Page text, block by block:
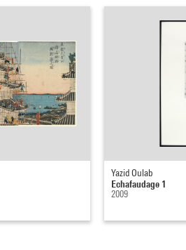
Yazid Oulab
Echafaudage 1
2009